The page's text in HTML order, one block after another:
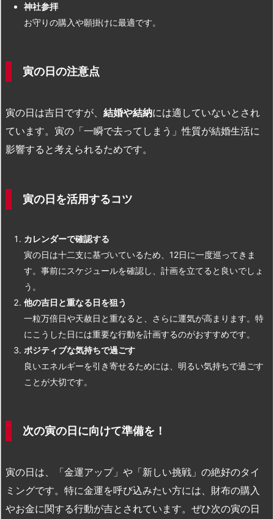
神社参拝
お守りの購入や願掛けに最適です。
寅の日の注意点
寅の日は吉日ですが、 結婚や結納には適していないとされ
ています。寅の「一瞬で去ってしまう」性質が結婚生活に
影響すると考えられるためです。
寅の日を活用するコツ
カレンダーで確認する
寅の日は十二支に基づいているため、12日に一度巡ってきま
す。事前にスケジュールを確認し、計画を立てると良いでしょ
う。
他の吉日と重なる日を狙う
一粒万倍日や天赦日と重なると、さらに運気が高まります。特
にこうした日には重要な行動を計画するのがおすすめです。
ポジティブな気持ちで過ごす
良いエネルギーを引き寄せるためには、明るい気持ちで過ごす
ことが大切です。
次の寅の日に向けて準備を！
寅の日は、「金運アップ」や「新しい挑戦」の絶好のタイ
ミングです。特に金運を呼び込みたい方には、財布の購入
やお金に関する行動が吉とされています。ぜひ次の寅の日